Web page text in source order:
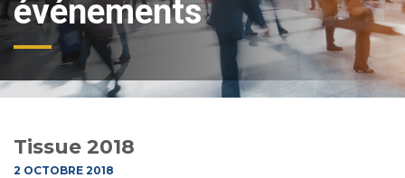
événements
Tissue 2018
2 OCTOBRE 2018